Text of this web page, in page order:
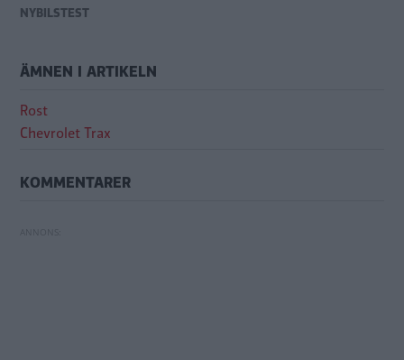
NYBILSTEST
ÄMNEN I ARTIKELN
Rost
Chevrolet Trax
KOMMENTARER